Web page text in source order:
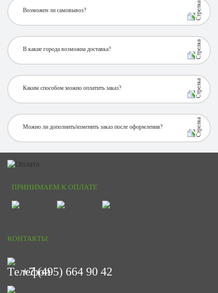
Возможен ли самовывоз?
В какие города возможна доставка?
Каким способом можно оплатить заказ?
Можно ли дополнить/изменить заказ после оформления?
ПРИНИМАЕМ К ОПЛАТЕ
КОНТАКТЫ
+7 (495) 664 90 42